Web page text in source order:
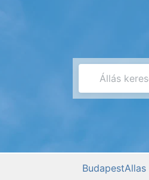
BudapestAllas